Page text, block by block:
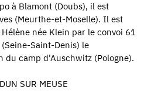
à Blamont (Doubs), il est
(Meurthe-et-Moselle). Il est
née Klein par le convoi 61
Saint-Denis) le
camp d'Auschwitz (Pologne).
SUR MEUSE